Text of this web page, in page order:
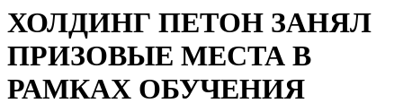
ХОЛДИНГ ПЕТОН ЗАНЯЛ
ПРИЗОВЫЕ МЕСТА В
РАМКАХ ОБУЧЕНИЯ